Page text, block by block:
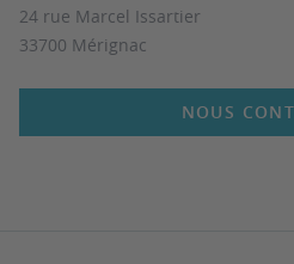
24 rue Marcel Issartier
33700 Mérignac
NOUS